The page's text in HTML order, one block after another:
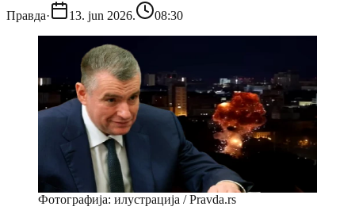
Правда· 13. jun 2026. 08:30
Фотографија: илустрација / Pravda.rs